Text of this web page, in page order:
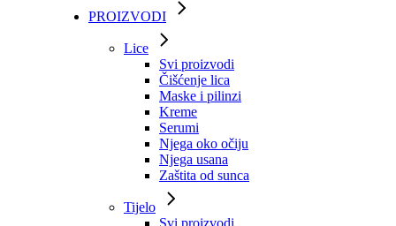
PROIZVODI
Lice
Svi proizvodi
Čišćenje lica
Maske i pilinzi
Kreme
Serumi
Njega oko očiju
Njega usana
Zaštita od sunca
Tijelo
Svi proizvodi